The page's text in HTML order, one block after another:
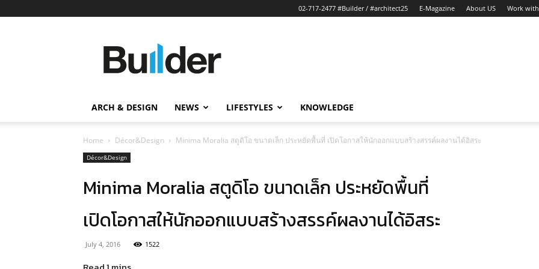
02-717-2477 #Builder / #architect25 E-Magazine About US Work
ข่าว
ก่อสร้าง
ARCH & DESIGN NEWS LIFESTYLES KNOWLEDGE
Home Décor&Design Minima Moralia สตูดิโอ ขนาดเล็ก ประหยัดพื้นที่ เปิดโอกาสให้นักออกแบบสร้างสรรค์ผลงานได้อิสระ
Décor&Design
Minima Moralia สตูดิโอ ขนาดเล็ก ประหยัดพื้นที่
เปิดโอกาสให้นักออกแบบสร้างสรรค์ผลงานได้อิสระ
July 4, 2016 1522